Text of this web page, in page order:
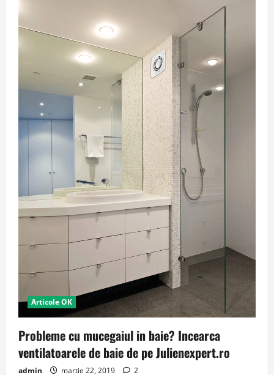
Articole OK
Probleme cu mucegaiul in baie? Incearca
ventilatoarele de baie de pe Julienexpert.ro
admin martie 22, 2019 2